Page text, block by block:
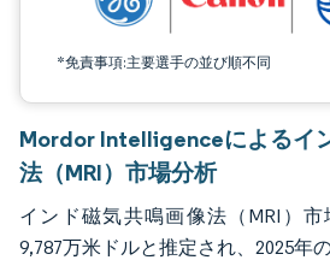
*免責事項:主要選手の並び順不同
Mordor Intelligenceによるイ
法（MRI）市場分析
インド磁気共鳴画像法（MRI）
9,787万米ドルと推定され、2025年